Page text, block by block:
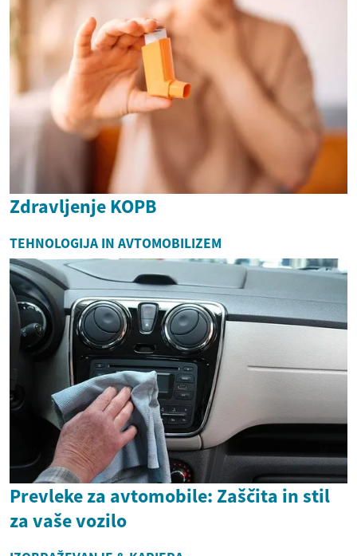
Zdravljenje KOPB
TEHNOLOGIJA IN AVTOMOBILIZEM
Prevleke za avtomobile: Zaščita in stil
za vaše vozilo